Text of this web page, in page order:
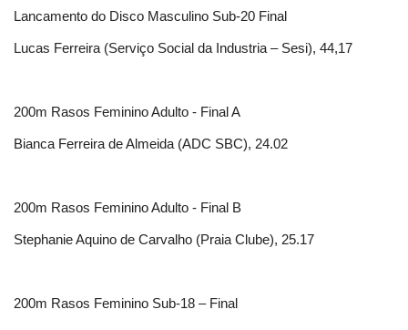
Lancamento do Disco Masculino Sub-20 Final
Lucas Ferreira (Serviço Social da Industria – Sesi), 44,17
200m Rasos Feminino Adulto - Final A
Bianca Ferreira de Almeida (ADC SBC), 24.02
200m Rasos Feminino Adulto - Final B
Stephanie Aquino de Carvalho (Praia Clube), 25.17
200m Rasos Feminino Sub-18 – Final